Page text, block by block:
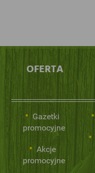
OFERTA
Gazetki
promocyjne
Akcje
promocyjne